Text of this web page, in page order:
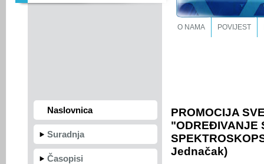
O NAMA POVIJEST
Naslovnica
Suradnja
Časopisi
PROMOCIJA
"ODREĐIVANJE
Jednačak)